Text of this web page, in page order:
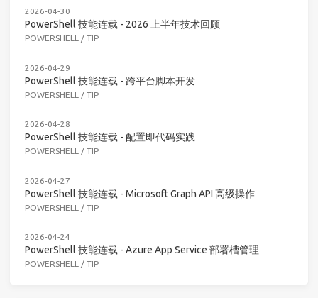
2026-04-30
PowerShell 技能连载 - 2026 上半年技术回顾
POWERSHELL / TIP
2026-04-29
PowerShell 技能连载 - 跨平台脚本开发
POWERSHELL / TIP
2026-04-28
PowerShell 技能连载 - 配置即代码实践
POWERSHELL / TIP
2026-04-27
PowerShell 技能连载 - Microsoft Graph API 高级操作
POWERSHELL / TIP
2026-04-24
PowerShell 技能连载 - Azure App Service 部署槽管理
POWERSHELL / TIP